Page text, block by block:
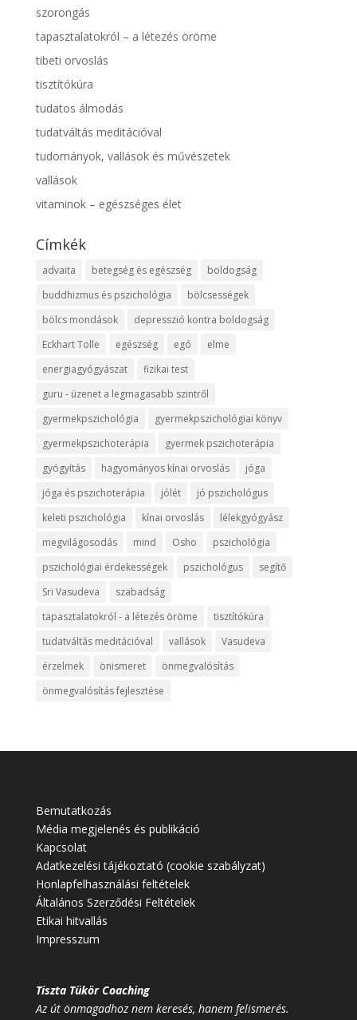
szorongás
tapasztalatokról – a létezés öröme
tibeti orvoslás
tisztítókúra
tudatos álmodás
tudatváltás meditációval
tudományok, vallások és művészetek
vallások
vitaminok – egészséges élet
Címkék
advaita betegség és egészség
boldogság
buddhizmus és pszichológia
bölcsességek
bölcs mondások
depresszió kontra boldogság
Eckhart Tolle
egészség egó
elme
energiagyógyászat
fizikai test
guru - üzenet a legmagasabb szintről
gyermekpszichológia
gyermekpszichológiai könyv
gyermekpszichoterápia
gyermek pszichoterápia
gyógyítás
hagyományos kínai orvoslás
jóga
jóga és pszichoterápia
jólét
jó pszichológus
keleti pszichológia
kínai orvoslás
lélekgyógyász
megvilágosodás
mind Osho
pszichológia
pszichológiai érdekességek
pszichológus
segítő
Sri Vasudeva
szabadság
tapasztalatokról - a létezés öröme
tisztítókúra
tudatváltás meditációval
vallások
Vasudeva
érzelmek
önismeret
önmegvalósítás
önmegvalósítás fejlesztése
Bemutatkozás
Média megjelenés és publikáció
Kapcsolat
Adatkezelési tájékoztató (cookie szabályzat)
Honlapfelhasználási feltételek
Általános Szerződési Feltételek
Etikai hitvallás
Impresszum
Tiszta Tükör Coaching
Az út önmagadhoz nem keresés, hanem felismerés.